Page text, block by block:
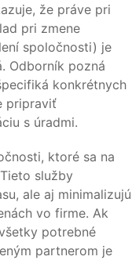
že práve pri
pri zmene
spoločnosti) je
Odborník pozná
konkrétnych
pripraviť
s úradmi.
ktoré sa na
služby
ale aj minimalizujú
vo firme. Ak
potrebné
partnerom je